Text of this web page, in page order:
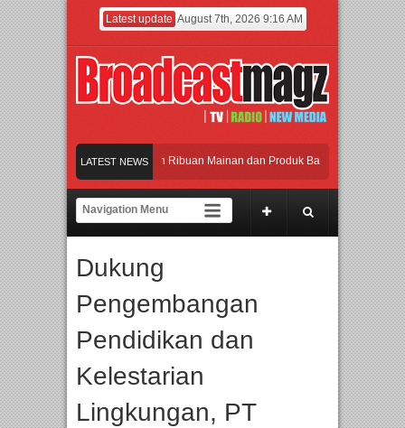
Latest update August 7th, 2026 9:16 AM
LATEST NEWS
Jakarta dengan Ribuan Mainan dan Produk Bayi dari Seluruh Dunia,
Gerbang Inovasi dan Peluang Bisnis Industri Gifts dan Housewares Asia
Perpaduan Warisan Dan Semangat Lokal, BIRKENSTOCK INDONESIA
Jakarta dengan Ribuan Mainan dan Produk Bayi dari Seluruh Dunia,
Dukung
Pengembangan
Pendidikan dan
Kelestarian
Lingkungan, PT